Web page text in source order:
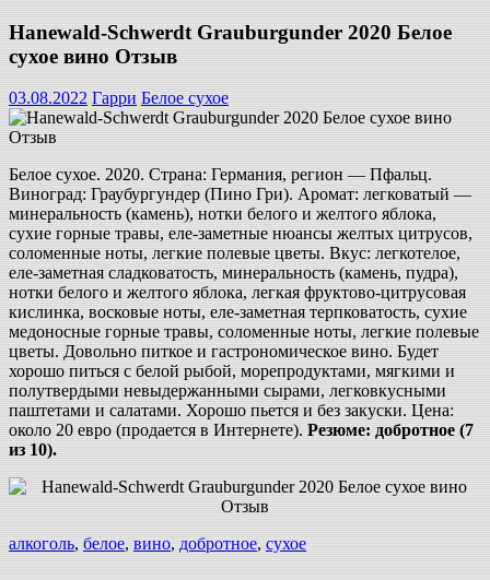
Hanewald-Schwerdt Grauburgunder 2020 Белое
сухое вино Отзыв
03.08.2022 Гарри Белое сухое
Белое сухое. 2020. Страна: Германия, регион — Пфальц.
Виноград: Граубургундер (Пино Гри). Аромат: легковатый —
минеральность (камень), нотки белого и желтого яблока,
сухие горные травы, еле-заметные нюансы желтых цитрусов,
соломенные ноты, легкие полевые цветы. Вкус: легкотелое,
еле-заметная сладковатость, минеральность (камень, пудра),
нотки белого и желтого яблока, легкая фруктово-цитрусовая
кислинка, восковые ноты, еле-заметная терпковатость, сухие
медоносные горные травы, соломенные ноты, легкие полевые
цветы. Довольно питкое и гастрономическое вино. Будет
хорошо питься с белой рыбой, морепродуктами, мягкими и
полутвердыми невыдержанными сырами, легковкусными
паштетами и салатами. Хорошо пьется и без закуски. Цена:
около 20 евро (продается в Интернете). Резюме: добротное (7
из 10).
алкоголь, белое, вино, добротное, сухое